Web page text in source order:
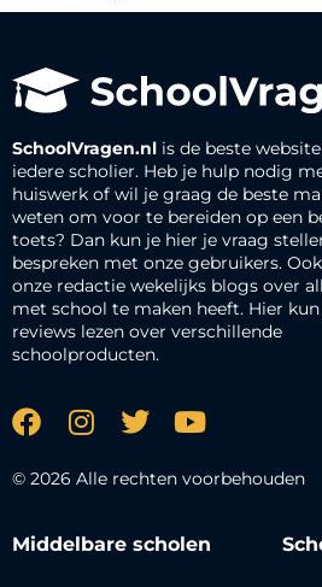
SchoolVragen.nl is de beste
iedere scholier. Heb je hulp nodig
huiswerk of wil je graag de beste
weten om voor te bereiden op een
toets? Dan kun je hier je vraag
bespreken met onze gebruikers.
onze redactie wekelijks blogs over
met school te maken heeft. Hier
reviews lezen over verschillende
schoolproducten.
© 2026 Alle rechten voorbehouden
Middelbare scholen